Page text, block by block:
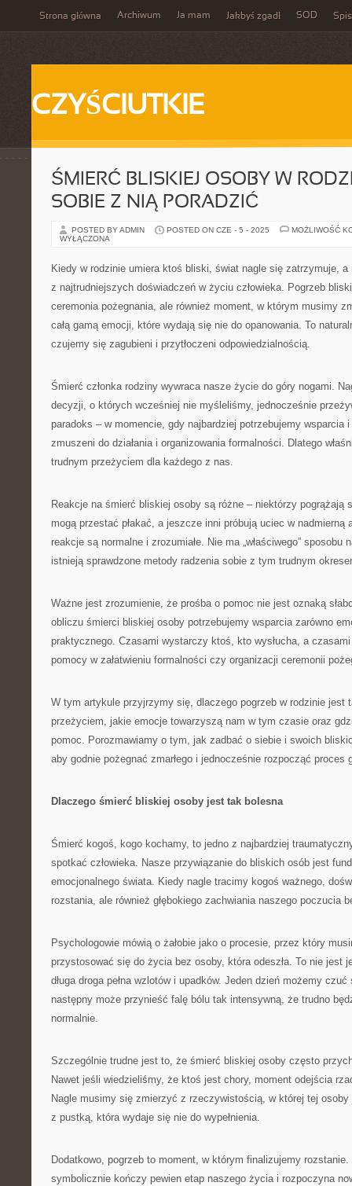
Strona główna Archiwum Ja mam Jakbyś zgadł SOD
CZYŚCIUTKIE
ŚMIERĆ BLISKIEJ OSOBY W
SOBIE Z NIĄ PORADZIĆ
POSTED BY ADMIN POSTED ON CZE - 5 - 2025
MOŻLIWOŚĆ
WYŁĄCZONA
Kiedy w rodzinie umiera ktoś bliski, świat nagle się zatrzymuje,
z najtrudniejszych doświadczeń w życiu człowieka. Pogrzeb
ceremonia pożegnania, ale również moment, w którym musimy
całą gamą emocji, które wydają się nie do opanowania. To
czujemy się zagubieni i przytłoczeni odpowiedzialnością.
Śmierć członka rodziny wywraca nasze życie do góry nogami.
decyzji, o których wcześniej nie myśleliśmy, jednocześnie
paradoks – w momencie, gdy najbardziej potrzebujemy wsparcia
zmuszeni do działania i organizowania formalności. Dlatego
trudnym przeżyciem dla każdego z nas.
Reakcje na śmierć bliskiej osoby są różne – niektórzy pogrążają
mogą przestać płakać, a jeszcze inni próbują uciec w
reakcje są normalne i zrozumiałe. Nie ma „właściwego” sposobu
istnieją sprawdzone metody radzenia sobie z tym trudnym
Ważne jest zrozumienie, że prośba o pomoc nie jest oznaką
obliczu śmierci bliskiej osoby potrzebujemy wsparcia zarówno
praktycznego. Czasami wystarczy ktoś, kto wysłucha, a
pomocy w załatwieniu formalności czy organizacji ceremonii
W tym artykule przyjrzymy się, dlaczego pogrzeb w rodzinie jest
przeżyciem, jakie emocje towarzyszą nam w tym czasie oraz
pomoc. Porozmawiamy o tym, jak zadbać o siebie i swoich
aby godnie pożegnać zmarłego i jednocześnie rozpocząć proces
Dlaczego śmierć bliskiej osoby jest tak bolesna
Śmierć kogoś, kogo kochamy, to jedno z najbardziej
spotkać człowieka. Nasze przywiązanie do bliskich osób jest
emocjonalnego świata. Kiedy nagle tracimy kogoś ważnego,
rozstania, ale również głębokiego zachwiania naszego poczucia
Psychologowie mówią o żałobie jako o procesie, przez który
przystosować się do życia bez osoby, która odeszła. To nie jest
długa droga pełna wzlotów i upadków. Jeden dzień możemy
następny może przynieść falę bólu tak intensywną, że trudno
normalnie.
Szczególnie trudne jest to, że śmierć bliskiej osoby często
Nawet jeśli wiedzieliśmy, że ktoś jest chory, moment odejścia
Nagle musimy się zmierzyć z rzeczywistością, w której tej
z pustką, która wydaje się nie do wypełnienia.
Dodatkowo, pogrzeb to moment, w którym finalizujemy
symbolicznie kończy pewien etap naszego życia i rozpoczyna